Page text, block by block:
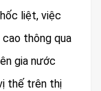
liệt, việc
thông qua
gia nước
thế trên thị